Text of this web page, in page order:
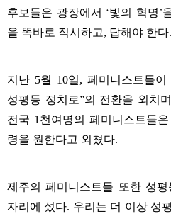
후보들은 광장에서 ‘빛의 혁명’
을 똑바로 직시하고, 답해야 한다.
지난 5월 10일, 페미니스트들이
성평등 정치로”의 전환을 외치
전국 1 천여명의 페미니스트들
령을 원한다고 외쳤다.
제주의 페미니스트들 또한 성
자리에 섰다. 우리는 더 이상 성